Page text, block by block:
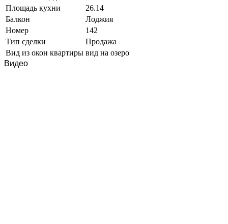
Площадь кухни
26.14
Балкон
Лоджия
Номер
142
Тип сделки
Продажа
Вид из окон квартиры вид на озеро
Видео